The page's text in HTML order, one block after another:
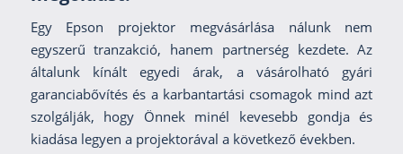
Egy Epson projektor megvásárlása nálunk nem
egyszerű tranzakció, hanem partnerség kezdete. Az
általunk kínált egyedi árak, a vásárolható gyári
garanciabővítés és a karbantartási csomagok mind azt
szolgálják, hogy Önnek minél kevesebb gondja és
kiadása legyen a projektorával a következő években.